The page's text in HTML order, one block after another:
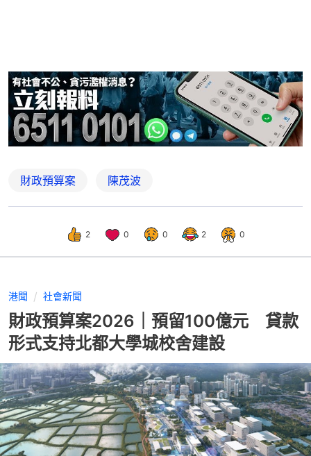
財政預算案 陳茂波
2 0 0 2 0
港聞 社會新聞
財政預算案2026｜預留100億元 貸款
形式支持北都大學城校舍建設